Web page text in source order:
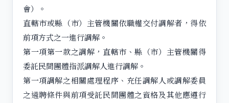
會）。
直轄市或縣（市）主管機關依職權交付調解者，得依
前項方式之一進行調解。
第一項第一款之調解，直轄市、縣（市）主管機關得
委託民間團體指派調解人進行調解。
第一項調解之相關處理程序、充任調解人或調解委員
之遴聘條件與前項受託民間團體之資格及其他應遵行